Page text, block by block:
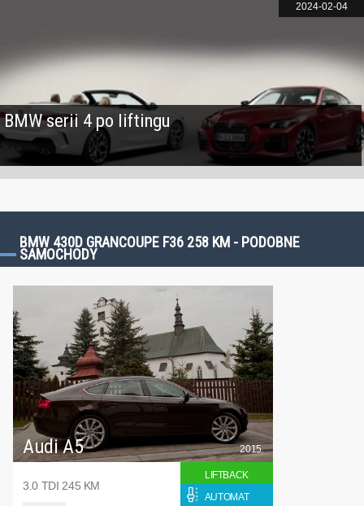
BMW serii 4 po liftingu
2024-02-04
BMW 430D GRANCOUPE F36 258 KM - PODOBNE
SAMOCHODY
Audi A5
3.0 TDI 245 KM
2015
LIFTBACK
AUTOMAT